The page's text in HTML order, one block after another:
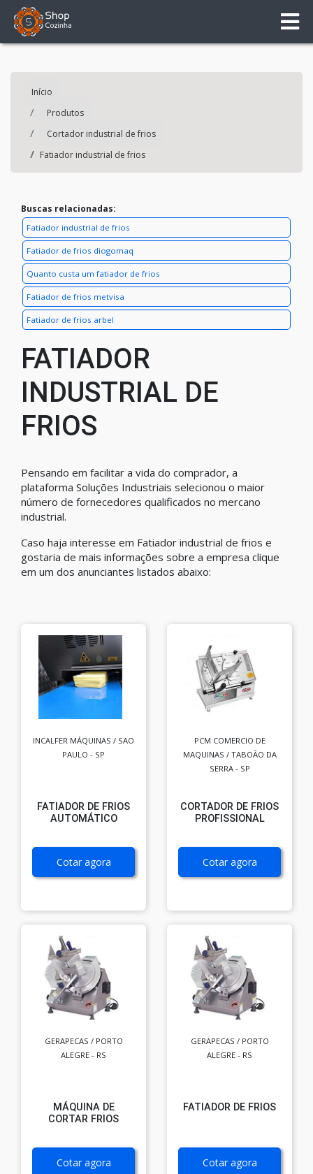
Início
Produtos
Cortador industrial de frios
Fatiador industrial de frios
Buscas relacionadas:
Fatiador industrial de frios
Fatiador de frios diogomaq
Quanto custa um fatiador de frios
Fatiador de frios metvisa
Fatiador de frios arbel
FATIADOR
INDUSTRIAL DE
FRIOS
Pensando em facilitar a vida do comprador, a
plataforma Soluções Industriais selecionou o maior
número de fornecedores qualificados no mercano
industrial.
Caso haja interesse em Fatiador industrial de frios e
gostaria de mais informações sobre a empresa clique
em um dos anunciantes listados abaixo:
INCALFER MÁQUINAS / SAO
PAULO - SP
FATIADOR DE FRIOS
AUTOMÁTICO
Cotar agora
PCM COMERCIO DE
MAQUINAS / TABOÃO DA
SERRA - SP
CORTADOR DE FRIOS
PROFISSIONAL
Cotar agora
GERAPECAS / PORTO
ALEGRE - RS
MÁQUINA DE
CORTAR FRIOS
Cotar agora
GERAPECAS / PORTO
ALEGRE - RS
FATIADOR DE FRIOS
Cotar agora